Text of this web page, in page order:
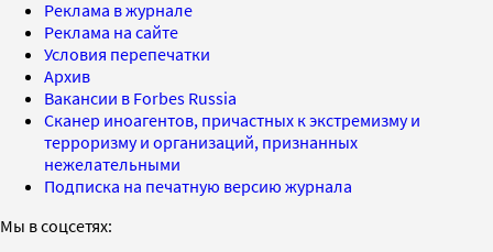
Реклама в журнале
Реклама на сайте
Условия перепечатки
Архив
Вакансии в Forbes Russia
Сканер иноагентов, причастных к экстремизму и
терроризму и организаций, признанных
нежелательными
Подписка на печатную версию журнала
Мы в соцсетях: